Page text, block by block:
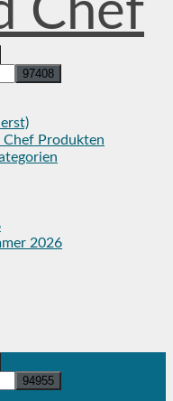
Chef
Chef Produkten
2026